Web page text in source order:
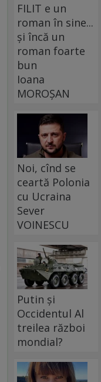
FILIT e un
roman în sine...
și încă un
roman foarte
bun
Ioana
MOROȘAN
Noi, cînd se
ceartă Polonia
cu Ucraina
Sever
VOINESCU
Putin și
Occidentul Al
treilea război
mondial?